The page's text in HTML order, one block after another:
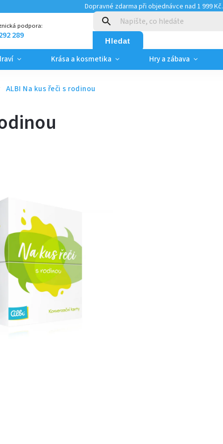
Dopravné zdarma při objednávce nad 1 999 Kč.
podpora:
289 Hledat
Krása a kosmetika Hry a zábava
ALBI Na kus řeči s rodinou